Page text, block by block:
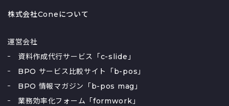
株式会社Coneについて
運営会社
資料作成代行サービス「c-slide」
BPO サービス比較サイト「b-pos」
BPO 情報マガジン「b-pos mag」
業務効率化フォーム「formwork」